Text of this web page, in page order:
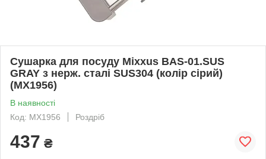
Сушарка для посуду Mixxus BAS-01.SUS
GRAY з нерж. сталі SUS304 (колір сірий)
(MX1956)
В наявності
Код: MX1956
Роздріб
437 ₴